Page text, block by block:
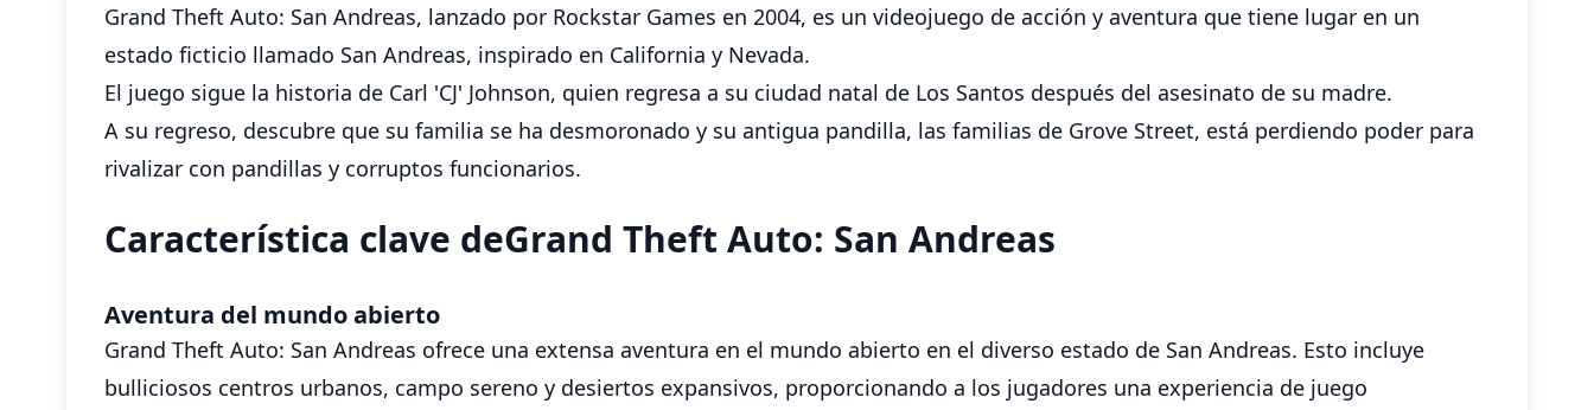
Grand Theft Auto: San Andreas, lanzado por Rockstar Games en 2004, es un videojuego de acción y aventura que tiene lugar en un
estado ficticio llamado San Andreas, inspirado en California y Nevada.
El juego sigue la historia de Carl 'CJ' Johnson, quien regresa a su ciudad natal de Los Santos después del asesinato de su madre.
A su regreso, descubre que su familia se ha desmoronado y su antigua pandilla, las familias de Grove Street, está perdiendo poder para
rivalizar con pandillas y corruptos funcionarios.
Característica clave deGrand Theft Auto: San Andreas
Aventura del mundo abierto
Grand Theft Auto: San Andreas ofrece una extensa aventura en el mundo abierto en el diverso estado de San Andreas. Esto incluye
bulliciosos centros urbanos, campo sereno y desiertos expansivos, proporcionando a los jugadores una experiencia de juego